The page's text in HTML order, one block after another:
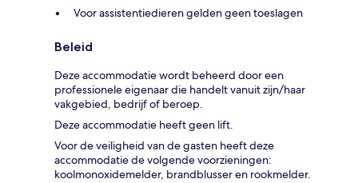
Voor assistentiedieren gelden geen toeslagen
Beleid
Deze accommodatie wordt beheerd door een
professionele eigenaar die handelt vanuit zijn/haar
vakgebied, bedrijf of beroep.
Deze accommodatie heeft geen lift.
Voor de veiligheid van de gasten heeft deze
accommodatie de volgende voorzieningen:
koolmonoxidemelder, brandblusser en rookmelder.